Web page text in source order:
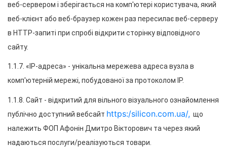
веб-сервером і зберігається на комп'ютері користувача, який
веб-клієнт або веб-браузер кожен раз пересилає веб-серверу
в HTTP-запиті при спробі відкрити сторінку відповідного
сайту.
1.1.7. «IP-адреса» - унікальна мережева адреса вузла в
комп'ютерній мережі, побудованої за протоколом IP.
1.1.8. Сайт - відкритий для вільного візуального ознайомлення
публічно доступний вебсайт https:/silicon.com.ua/,
  що
належить ФОП Афонін Дмитро Вікторович та через який
надаються послуги/реалізуються товари.